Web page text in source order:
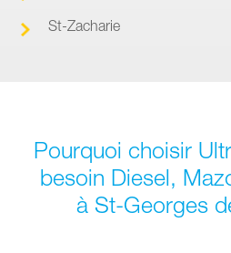
St-Zacharie
Pourquoi choisir
besoin Diesel,
à St-Georges